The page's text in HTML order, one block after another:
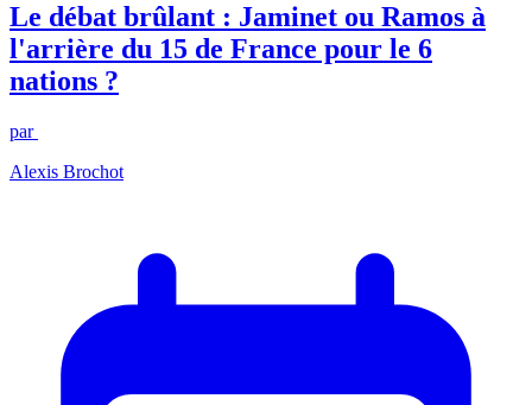
Le débat brûlant : Jaminet ou Ramos à
l'arrière du 15 de France pour le 6
nations ?
par
Alexis Brochot